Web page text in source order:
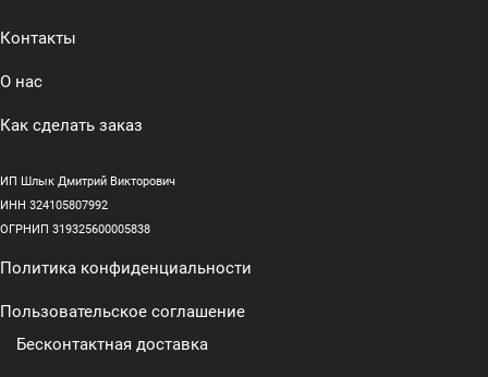
Контакты
О нас
Как сделать заказ
ИП Шлык Дмитрий Викторович
ИНН 324105807992
ОГРНИП 319325600005838
Политика конфиденциальности
Пользовательское соглашение
Бесконтактная доставка